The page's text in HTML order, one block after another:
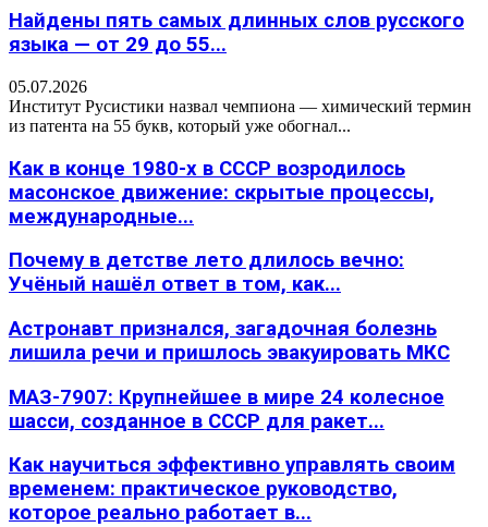
Найдены пять самых длинных слов русского
языка — от 29 до 55...
05.07.2026
Институт Русистики назвал чемпиона — химический термин
из патента на 55 букв, который уже обогнал...
Как в конце 1980-х в СССР возродилось
масонское движение: скрытые процессы,
международные...
Почему в детстве лето длилось вечно:
Учёный нашёл ответ в том, как...
Астронавт признался, загадочная болезнь
лишила речи и пришлось эвакуировать МКС
МАЗ-7907: Крупнейшее в мире 24 колесное
шасси, созданное в СССР для ракет...
Как научиться эффективно управлять своим
временем: практическое руководство,
которое реально работает в...